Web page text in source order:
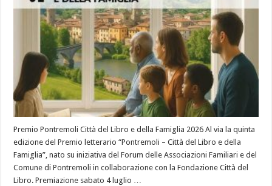
Premio Pontremoli Città del Libro e della Famiglia 2026 Al via la quinta
edizione del Premio letterario “Pontremoli – Città del Libro e della
Famiglia”, nato su iniziativa del Forum delle Associazioni Familiari e del
Comune di Pontremoli in collaborazione con la Fondazione Città del
Libro. Premiazione sabato 4 luglio …